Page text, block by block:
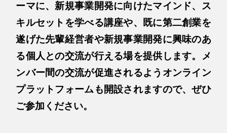
ーマに、新規事業開発に向けたマインド、ス
キルセットを学べる講座や、既に第二創業を
遂げた先輩経営者や新規事業開発に興味のあ
る個人との交流が行える場を提供します。メ
ンバー間の交流が促進されるようオンライン
プラットフォームも開設されますので、ぜひ
ご参加ください。